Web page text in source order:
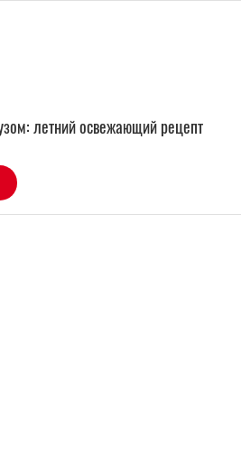
летний освежающий рецепт